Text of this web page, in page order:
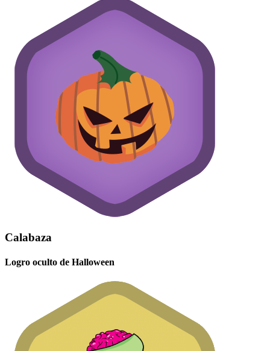
Calabaza
Logro oculto de Halloween